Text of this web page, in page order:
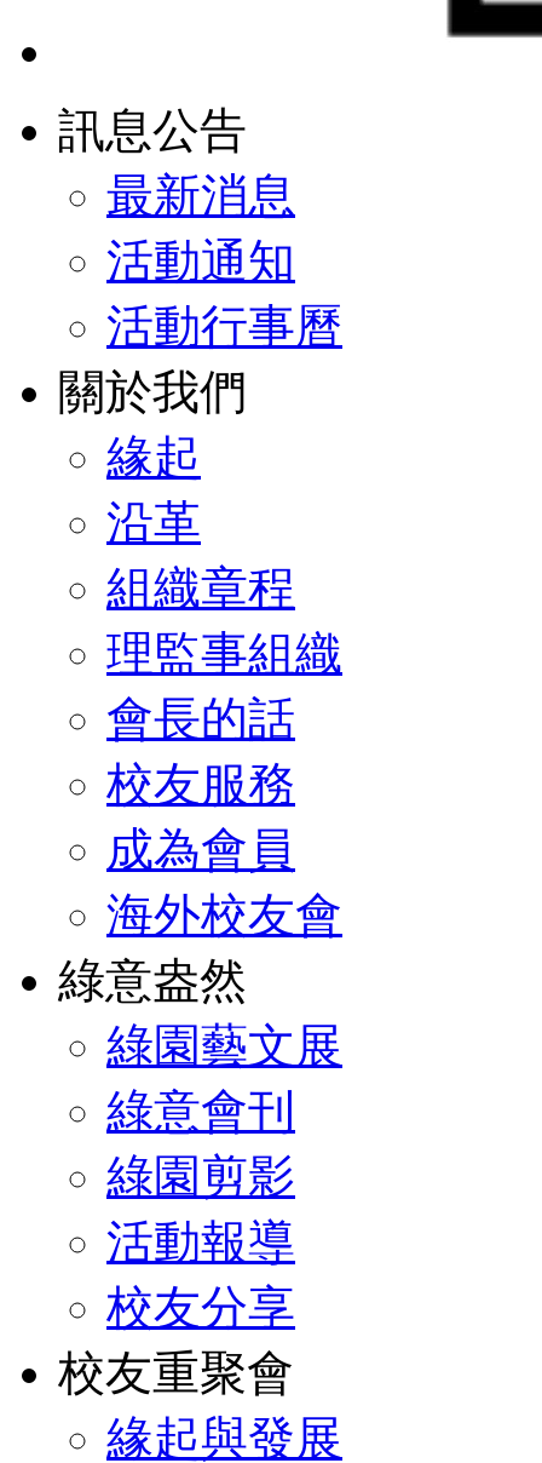
訊息公告
最新消息
活動通知
活動行事曆
關於我們
緣起
沿革
組織章程
理監事組織
會長的話
校友服務
成為會員
海外校友會
綠意盎然
綠園藝文展
綠意會刊
綠園剪影
活動報導
校友分享
校友重聚會
緣起與發展